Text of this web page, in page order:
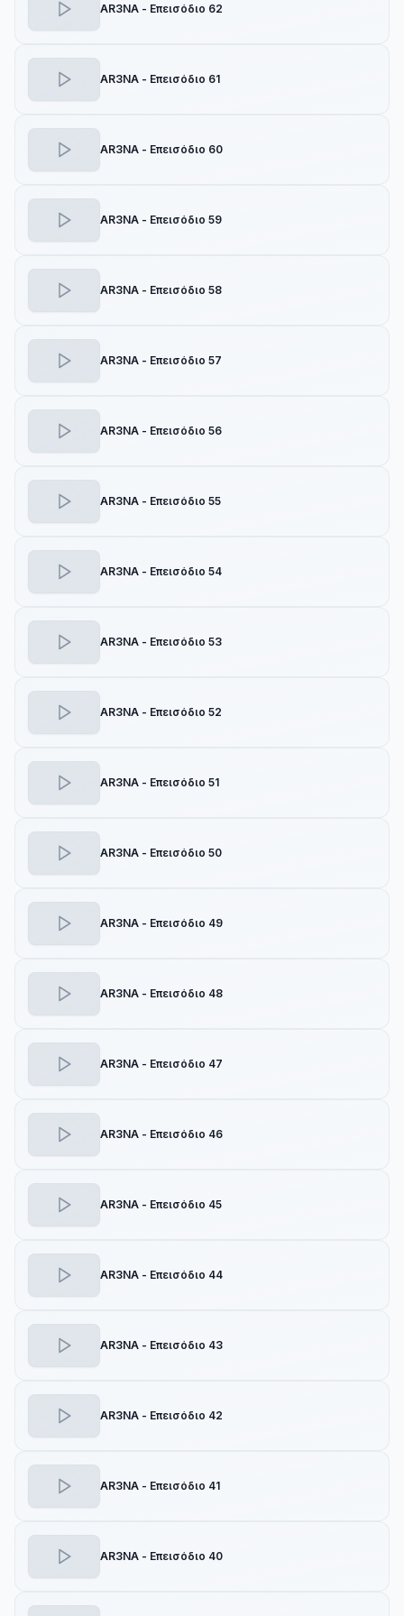
είναι μέτοχος σε ένα καινούργιο αλλά και συγχρόνως
κλασσικό, οπτικό θέαμα.
«Επιστρέφω στο Star με μία φιλόδοξη παραγωγή, που
ξανά να δείχνει την προτίμησή του στην ελληνική
μυθοπλασία. Πρόκειται για μία νεανική, οικογενειακή
σειρά με μεγάλες ίντριγκες, έρωτες, πάθη και
αποτελείται από καταξιωμένους ηθοποιούς επιπέδου,
μερικοί από αυτούς μάλιστα εμφανίζονται για πρώτη
φορά σε καθημερινή σειρά, αναγνωρίζοντας την
προσεκτική δουλειά, που έχει γίνει σε αυτή την
παραγωγή».
AR3NA - Επεισόδιο 62
AR3NA - Επεισόδιο 61
AR3NA - Επεισόδιο 60
AR3NA - Επεισόδιο 59
AR3NA - Επεισόδιο 58
AR3NA - Επεισόδιο 57
AR3NA - Επεισόδιο 56
AR3NA - Επεισόδιο 55
AR3NA - Επεισόδιο 54
AR3NA - Επεισόδιο 53
AR3NA - Επεισόδιο 52
AR3NA - Επεισόδιο 51
AR3NA - Επεισόδιο 50
AR3NA - Επεισόδιο 49
AR3NA - Επεισόδιο 48
AR3NA - Επεισόδιο 47
AR3NA - Επεισόδιο 46
AR3NA - Επεισόδιο 45
AR3NA - Επεισόδιο 44
AR3NA - Επεισόδιο 43
AR3NA - Επεισόδιο 42
AR3NA - Επεισόδιο 41
AR3NA - Επεισόδιο 40